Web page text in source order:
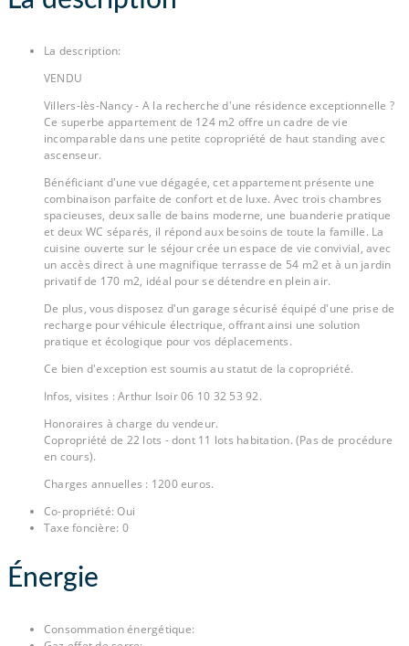
La description:
VENDU
Villers-lès-Nancy - A la recherche d'une résidence exceptionnelle ?
Ce superbe appartement de 124 m2 offre un cadre de vie
incomparable dans une petite copropriété de haut standing avec
ascenseur.
Bénéficiant d'une vue dégagée, cet appartement présente une
combinaison parfaite de confort et de luxe. Avec trois chambres
spacieuses, deux salle de bains moderne, une buanderie pratique
et deux WC séparés, il répond aux besoins de toute la famille. La
cuisine ouverte sur le séjour crée un espace de vie convivial, avec
un accès direct à une magnifique terrasse de 54 m2 et à un jardin
privatif de 170 m2, idéal pour se détendre en plein air.
De plus, vous disposez d'un garage sécurisé équipé d'une prise de
recharge pour véhicule électrique, offrant ainsi une solution
pratique et écologique pour vos déplacements.
Ce bien d'exception est soumis au statut de la copropriété.
Infos, visites : Arthur Isoir 06 10 32 53 92.
Honoraires à charge du vendeur.
Copropriété de 22 lots - dont 11 lots habitation. (Pas de procédure
en cours).
Charges annuelles : 1200 euros.
Co-propriété: Oui
Taxe foncière: 0
Énergie
Consommation énergétique: